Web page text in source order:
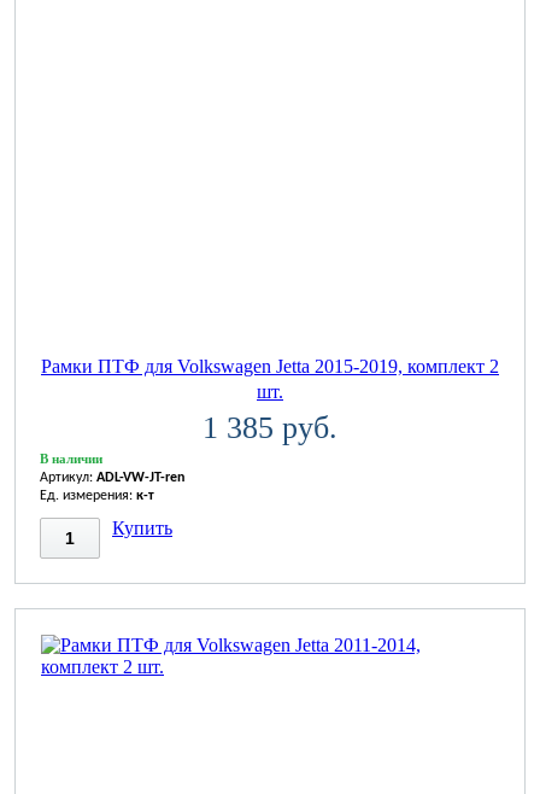
Рамки ПТФ для Volkswagen Jetta 2015-2019, комплект 2
шт.
1 385 руб.
В наличии
Артикул: ADL-VW-JT-ren
Ед. измерения: к-т
Купить